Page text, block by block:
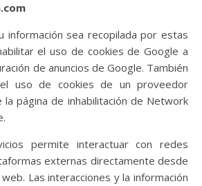
información sea recopilada por estas
el uso de cookies de Google a
de anuncios de Google. También
uso de cookies de un proveedor
página de inhabilitación de Network
permite interactuar con redes
externas directamente desde
Las interacciones y la información